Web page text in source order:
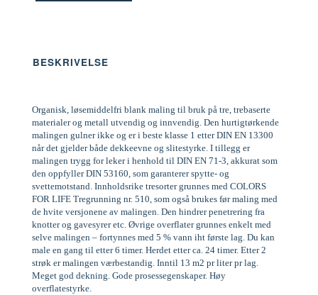
BESKRIVELSE
Organisk, løsemiddelfri blank maling til bruk på tre, trebaserte
materialer og metall utvendig og innvendig. Den hurtigtørkende
malingen gulner ikke og er i beste klasse 1 etter DIN EN 13300
når det gjelder både dekkeevne og slitestyrke. I tillegg er
malingen trygg for leker i henhold til DIN EN 71-3, akkurat som
den oppfyller DIN 53160, som garanterer spytte- og
svettemotstand. Innholdsrike tresorter grunnes med COLORS
FOR LIFE Tregrunning nr. 510, som også brukes før maling med
de hvite versjonene av malingen. Den hindrer penetrering fra
knotter og gavesyrer etc. Øvrige overflater grunnes enkelt med
selve malingen – fortynnes med 5 % vann iht første lag. Du kan
male en gang til etter 6 timer. Herdet etter ca. 24 timer. Etter 2
strøk er malingen værbestandig. Inntil 13 m2 pr liter pr lag.
Meget god dekning. Gode prosessegenskaper. Høy
overflatestyrke.